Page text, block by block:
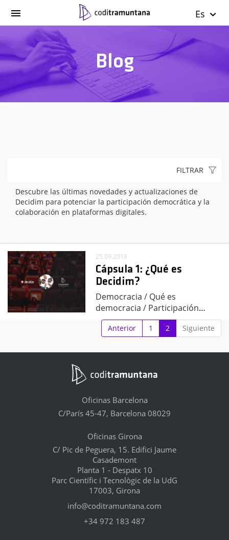
Es
Blog
FILTRAR
Descubre las últimas novedades y actualizaciones de
Decidim para potenciar la participación democrática y la
colaboración en plataformas digitales.
25.09.2018
Cápsula 1: ¿Qué es
Decidim?
Democracia / Qué es
democracia / Participación…
Anterior 1 2 Siguiente
Oficinas Barcelona
C/París 45-47, Barcelona 08029
Oficinas Girona
C/ Pic de Peguera, 15. Edifici Jaume
Casademont
Planta 1 - Despatx 10
Parc Científic i Tecnològic de la UdG
17003, Girona
info@coditramuntana.com
+34 972 183 487